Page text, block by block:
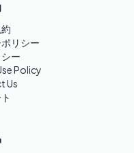
リシー
ー
Policy
Us